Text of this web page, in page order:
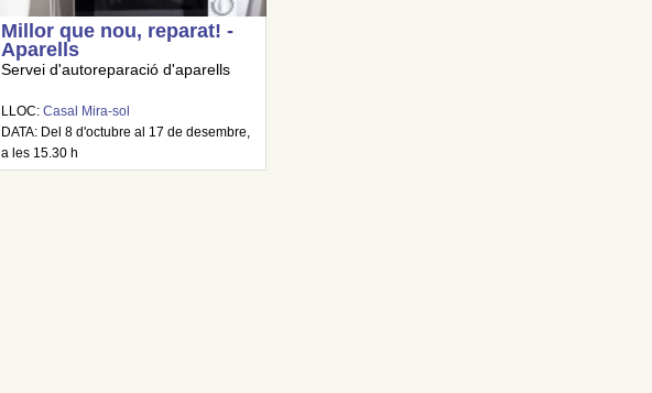
Millor que nou, reparat! -
Aparells
Servei d'autoreparació d'aparells
LLOC:Casal Mira-sol
DATA: Del 8 d'octubre al 17 de desembre,
a les 15.30 h